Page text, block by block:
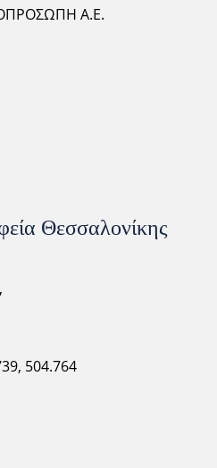
Α.Ε.
Θεσσαλονίκης
504.764